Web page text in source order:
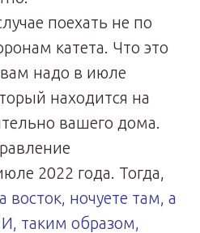
поехать не по
катета. Что это
надо в июле
находится на
вашего дома.
2022 года. Тогда,
восток, ночуете там, а
таким образом,